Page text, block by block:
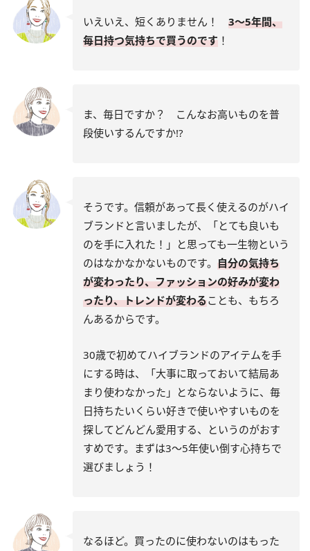
いえいえ、短くありません！ 3〜5年間、
毎日持つ気持ちで買うのです ！
ま、毎日ですか？ こんなお高いものを普
段使いするんですか!?
そうです。信頼があって長く使えるのがハイ
ブランドと言いましたが、「とても良いも
のを手に入れた！」と思っても一生物という
のはなかなかないものです。 自分の気持ち
が変わったり、ファッションの好みが変わ
ったり、トレンドが変わることも、もちろ
んあるからです。
30歳で初めてハイブランドのアイテムを手
にする時は、「大事に取っておいて結局あ
まり使わなかった」とならないように、毎
日持ちたいくらい好きで使いやすいものを
探してどんどん愛用する、というのがおす
すめです。まずは3〜5年使い倒す心持ちで
選びましょう！
なるほど。買ったのに使わないのはもった